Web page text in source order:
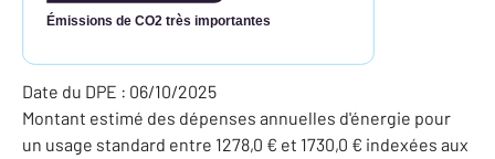
Émissions de CO2 très importantes
Date du DPE : 06/10/2025
Montant estimé des dépenses annuelles d'énergie pour
un usage standard entre 1278,0 € et 1730,0 € indexées aux